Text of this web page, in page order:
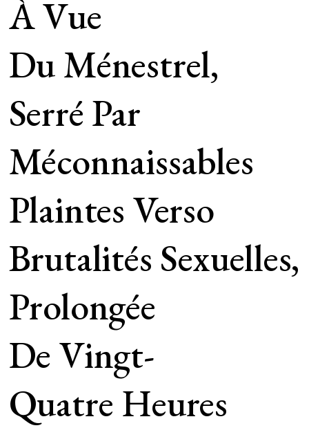
À Vue
Du Ménestrel,
Serré Par
Méconnaissables
Plaintes Verso
Brutalités Sexuelles,
Prolongée
De Vingt-
Quatre Heures